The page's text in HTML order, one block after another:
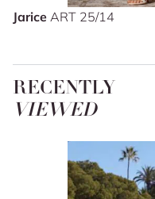
Jarice ART 25/14
RECENTLY
VIEWED